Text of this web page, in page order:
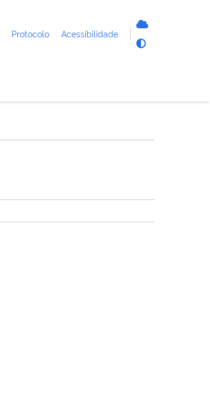
Protocolo Acessibilidade